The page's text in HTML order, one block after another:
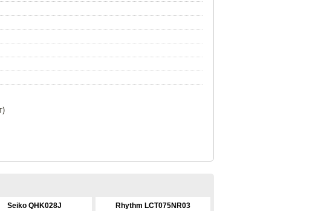
Seiko QHK028J Rhythm LCT075NR03